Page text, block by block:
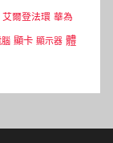
艾爾登法環 華為
腦 顯卡 顯示器 體